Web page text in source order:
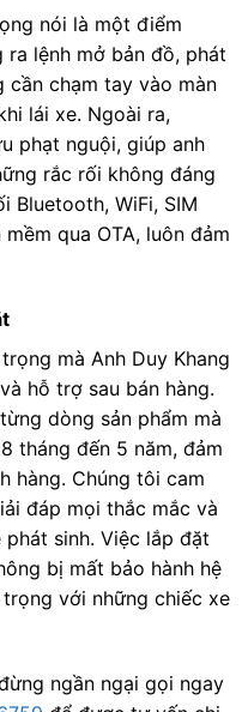
nói là một điểm
ra lệnh mở bản đồ, phát
cần chạm tay vào màn
lái xe. Ngoài ra,
phạt nguội, giúp anh
rắc rối không đáng
Bluetooth, WiFi, SIM
qua OTA, luôn đảm
mà Anh Duy Khang
hỗ trợ sau bán hàng.
dòng sản phẩm mà
tháng đến 5 năm, đảm
hàng. Chúng tôi cam
đáp mọi thắc mắc và
sinh. Việc lắp đặt
bị mất bảo hành hệ
với những chiếc xe
ngần ngại gọi ngay